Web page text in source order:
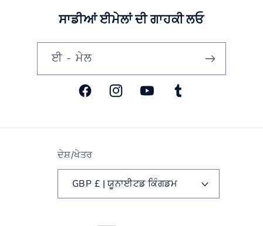
ਸਾਡੀਆਂ ਈਮੇਲਾਂ ਦੀ ਗਾਹਕੀ ਲਓ
ਈ - ਮੇਲ
ਫੇਸਬੁੱਕ InstagramYouTubeਟਮਬਲਰ
ਦੇਸ਼/ਖੇਤਰ
GBP £ | ਯੂਨਾਈਟਡ ਕਿੰਗਡਮ